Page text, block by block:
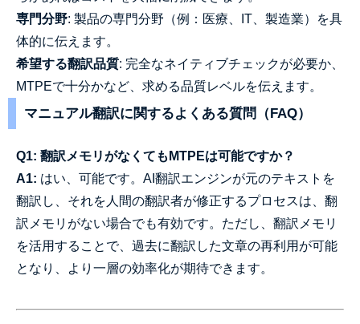
専門分野: 製品の専門分野（例：医療、IT、製造業）を具
体的に伝えます。
希望する翻訳品質: 完全なネイティブチェックが必要か、
MTPEで十分かなど、求める品質レベルを伝えます。
マニュアル翻訳に関するよくある質問（FAQ）
Q1: 翻訳メモリがなくてもMTPEは可能ですか？
A1: はい、可能です。AI翻訳エンジンが元のテキストを
翻訳し、それを人間の翻訳者が修正するプロセスは、翻
訳メモリがない場合でも有効です。ただし、翻訳メモリ
を活用することで、過去に翻訳した文章の再利用が可能
となり、より一層の効率化が期待できます。